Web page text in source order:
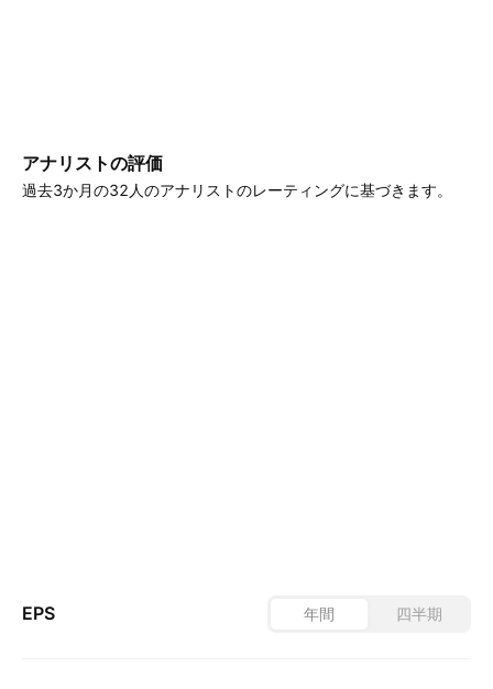
アナリストの評価
過去3か月の32人のアナリストのレーティングに基づきます。
EPS 年間 四半期